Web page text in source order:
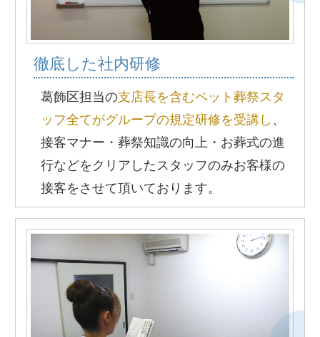
徹底した社内研修
葛飾区担当の支店長を含むペット葬祭スタ
ッフ全てがグループの規定研修を受講し 、
接客マナー・葬祭知識の向上・お葬式の進
行などをクリアしたスタッフのみお客様の
接客をさせて頂いております。